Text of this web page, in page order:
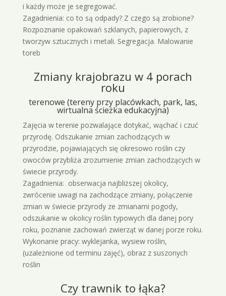
i każdy może je segregować.
Zagadnienia: co to są odpady? Z czego są zrobione?
Rozpoznanie opakowań szklanych, papierowych, z
tworzyw sztucznych i metali. Segregacja. Malowanie
toreb
Zmiany krajobrazu w 4 porach
roku
terenowe (tereny przy placówkach, park, las,
wirtualna ścieżka edukacyjna)
Zajęcia w terenie pozwalające dotykać, wąchać i czuć
przyrodę. Odszukanie zmian zachodzących w
przyrodzie, pojawiających się okresowo roślin czy
owoców przybliża zrozumienie zmian zachodzących w
świecie przyrody.
Zagadnienia: obserwacja najbliższej okolicy,
zwrócenie uwagi na zachodzące zmiany, połączenie
zmian w świecie przyrody ze zmianami pogody,
odszukanie w okolicy roślin typowych dla danej pory
roku, poznanie zachowań zwierząt w danej porze roku.
Wykonanie pracy: wyklejanka, wysiew roślin,
(uzależnione od terminu zajęć), obraz z suszonych
roślin
Czy trawnik to łąka?